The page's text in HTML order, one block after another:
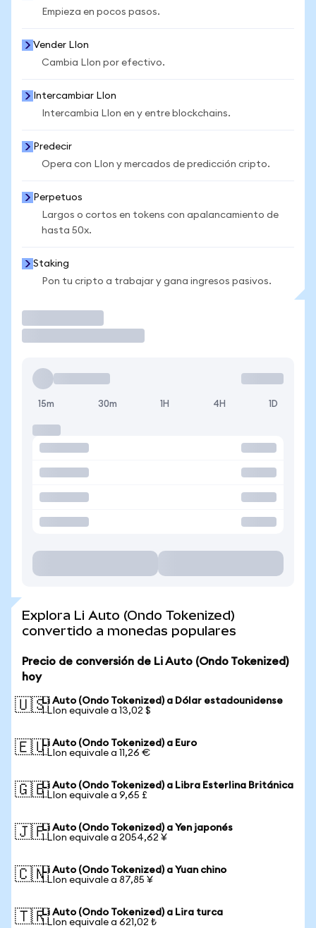
Empieza en pocos pasos.
Vender LIon
Cambia LIon por efectivo.
Intercambiar LIon
Intercambia LIon en y entre blockchains.
Predecir
Opera con LIon y mercados de predicción cripto.
Perpetuos
Largos o cortos en tokens con apalancamiento de
hasta 50x.
Staking
Pon tu cripto a trabajar y gana ingresos pasivos.
15m 30m 1H 4H 1D
Explora Li Auto (Ondo Tokenized)
convertido a monedas populares
Precio de conversión de Li Auto (Ondo Tokenized)
hoy
🇺🇸Li Auto (Ondo Tokenized) a Dólar estadounidense
1 LIon equivale a 13,02 $
🇪🇺Li Auto (Ondo Tokenized) a Euro
1 LIon equivale a 11,26 €
🇬🇧Li Auto (Ondo Tokenized) a Libra Esterlina Británica
1 LIon equivale a 9,65 £
🇯🇵Li Auto (Ondo Tokenized) a Yen japonés
1 LIon equivale a 2054,62 ¥
🇨🇳Li Auto (Ondo Tokenized) a Yuan chino
1 LIon equivale a 87,85 ¥
🇹🇷Li Auto (Ondo Tokenized) a Lira turca
1 LIon equivale a 621,02 ₺